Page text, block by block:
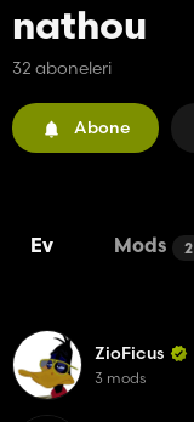
nathou
32 aboneleri
Abone
Ev Mods 2
ZioFicus
3 mods